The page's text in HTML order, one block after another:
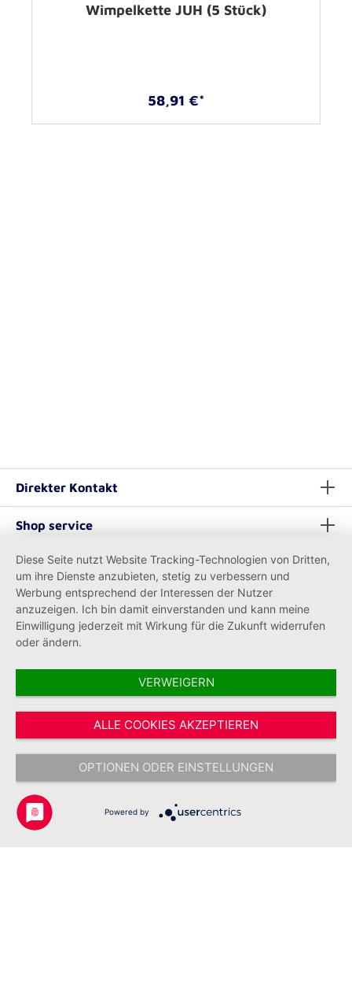
Wimpelkette JUH (5 Stück)
58,91 €*
Diese Seite nutzt Website Tracking-Technologien von Dritten,
um ihre Dienste anzubieten, stetig zu verbessern und
Werbung entsprechend der Interessen der Nutzer
anzuzeigen. Ich bin damit einverstanden und kann meine
Einwilligung jederzeit mit Wirkung für die Zukunft widerrufen
oder ändern.
VERWEIGERN
ALLE COOKIES AKZEPTIEREN
OPTIONEN ODER EINSTELLUNGEN
Powered by
Direkter Kontakt
Shop service
Informationen
Vertrag widerrufen
* Alle Preise inkl. gesetzl. Mehrwertsteuer zzgl.Versandkostenund ggf.
Nachnahmegebühren, wenn nicht anders angegeben.
Copyright © 2026 Johanniter-Unfall-Hilfe e.V. - Alle Rechte
vorbehalten.